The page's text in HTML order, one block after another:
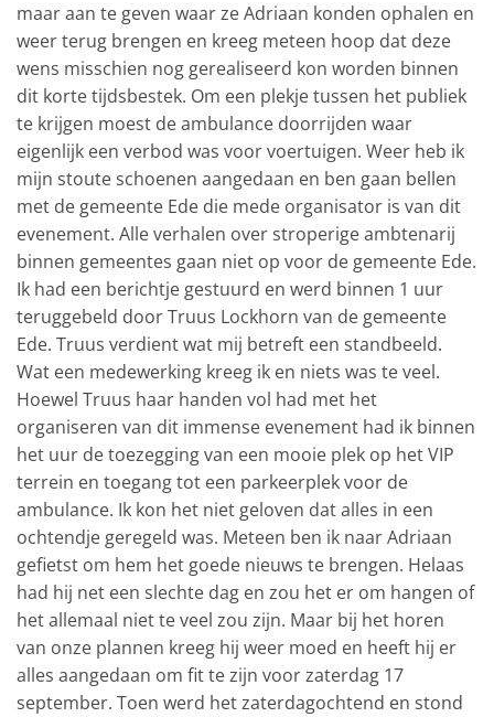
maar aan te geven waar ze Adriaan konden ophalen en
weer terug brengen en kreeg meteen hoop dat deze
wens misschien nog gerealiseerd kon worden binnen
dit korte tijdsbestek. Om een plekje tussen het publiek
te krijgen moest de ambulance doorrijden waar
eigenlijk een verbod was voor voertuigen. Weer heb ik
mijn stoute schoenen aangedaan en ben gaan bellen
met de gemeente Ede die mede organisator is van dit
evenement. Alle verhalen over stroperige ambtenarij
binnen gemeentes gaan niet op voor de gemeente Ede.
Ik had een berichtje gestuurd en werd binnen 1 uur
teruggebeld door Truus Lockhorn van de gemeente
Ede. Truus verdient wat mij betreft een standbeeld.
Wat een medewerking kreeg ik en niets was te veel.
Hoewel Truus haar handen vol had met het
organiseren van dit immense evenement had ik binnen
het uur de toezegging van een mooie plek op het VIP
terrein en toegang tot een parkeerplek voor de
ambulance. Ik kon het niet geloven dat alles in een
ochtendje geregeld was. Meteen ben ik naar Adriaan
gefietst om hem het goede nieuws te brengen. Helaas
had hij net een slechte dag en zou het er om hangen of
het allemaal niet te veel zou zijn. Maar bij het horen
van onze plannen kreeg hij weer moed en heeft hij er
alles aangedaan om fit te zijn voor zaterdag 17
september. Toen werd het zaterdagochtend en stond